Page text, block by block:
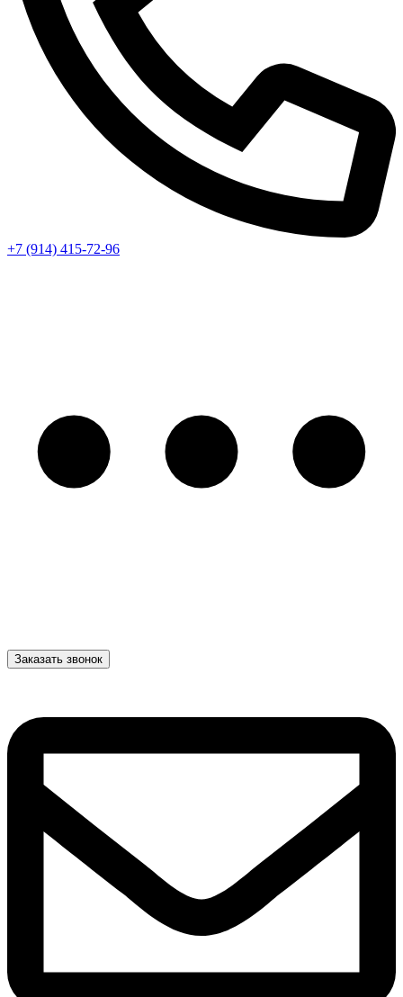
+7 (914) 415-72-96
Заказать звонок